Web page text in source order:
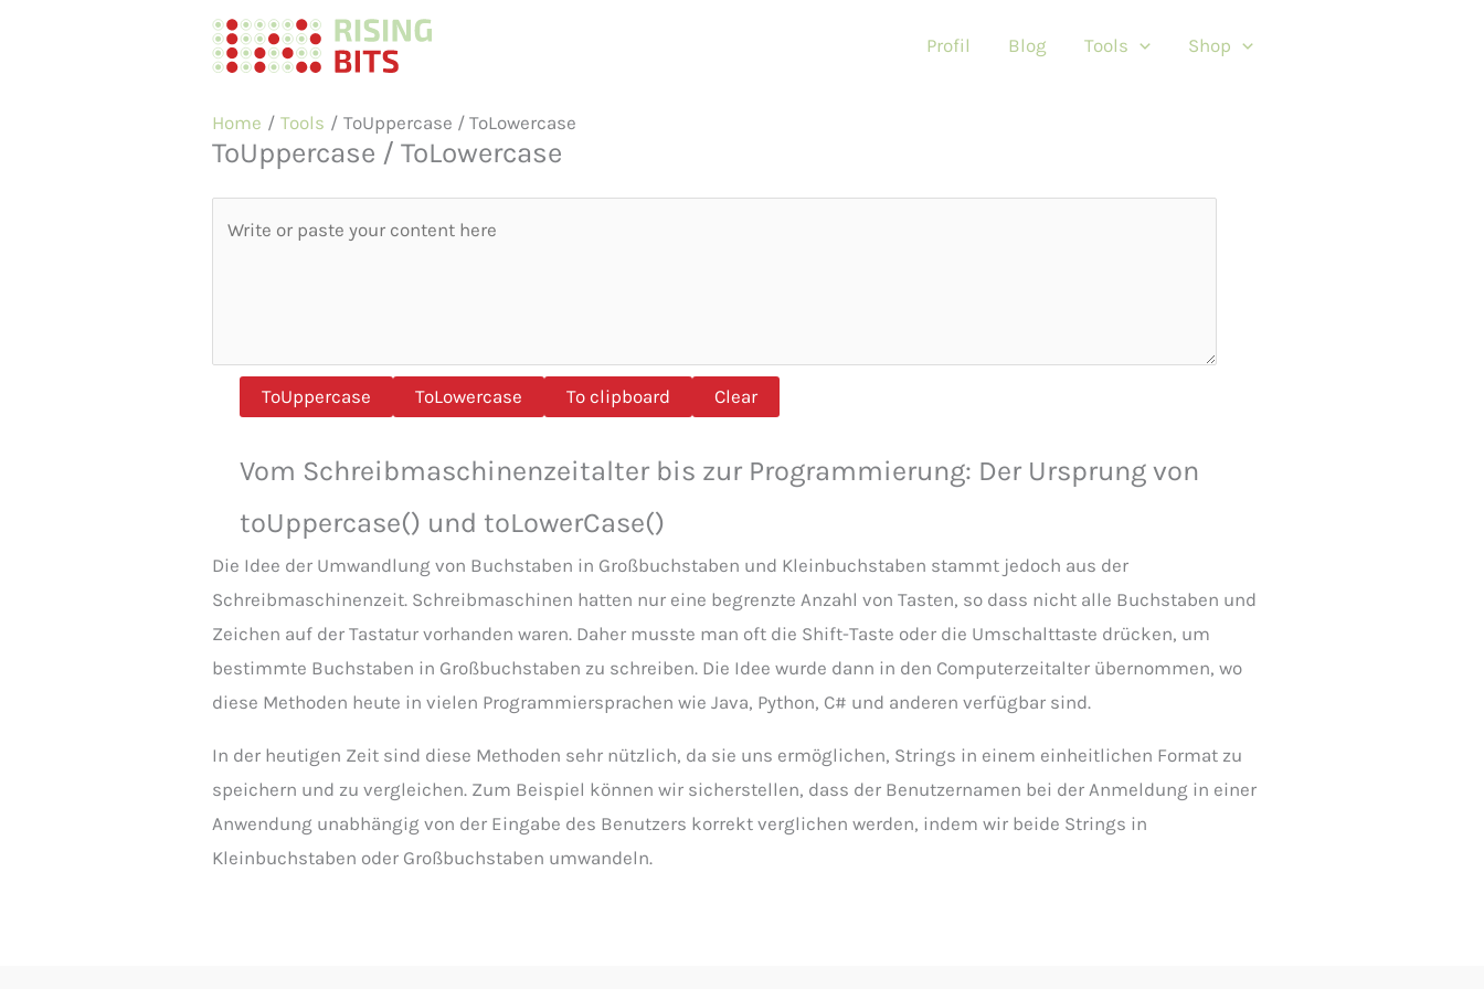
Profil Blog Tools Shop
Home Tools ToUppercase / ToLowercase
ToUppercase / ToLowercase
ToUppercase ToLowercase To clipboard Clear
Vom Schreibmaschinenzeitalter bis zur Programmierung: Der Ursprung von
toUppercase() und toLowerCase()
Die Idee der Umwandlung von Buchstaben in Großbuchstaben und Kleinbuchstaben stammt jedoch aus der
Schreibmaschinenzeit. Schreibmaschinen hatten nur eine begrenzte Anzahl von Tasten, so dass nicht alle Buchstaben und
Zeichen auf der Tastatur vorhanden waren. Daher musste man oft die Shift-Taste oder die Umschalttaste drücken, um
bestimmte Buchstaben in Großbuchstaben zu schreiben. Die Idee wurde dann in den Computerzeitalter übernommen, wo
diese Methoden heute in vielen Programmiersprachen wie Java, Python, C# und anderen verfügbar sind.
In der heutigen Zeit sind diese Methoden sehr nützlich, da sie uns ermöglichen, Strings in einem einheitlichen Format zu
speichern und zu vergleichen. Zum Beispiel können wir sicherstellen, dass der Benutzernamen bei der Anmeldung in einer
Anwendung unabhängig von der Eingabe des Benutzers korrekt verglichen werden, indem wir beide Strings in
Kleinbuchstaben oder Großbuchstaben umwandeln.